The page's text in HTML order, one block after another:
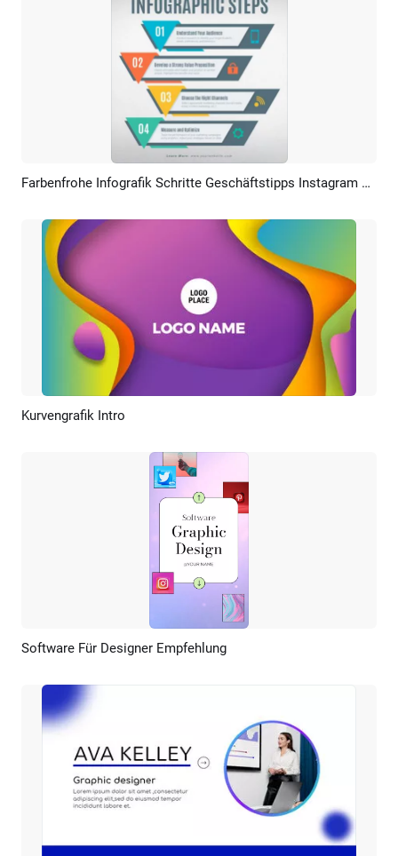
Vorschau Anpassen Farbenfrohe Infografik Schritte Geschäftstipps Instagram Post
Kurvengrafik Intro
Vorschau KI Erstellen
Software Für Designer Empfehlung